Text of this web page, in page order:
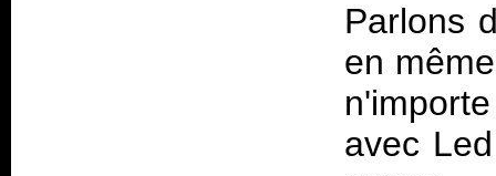
Parlons
en
avec